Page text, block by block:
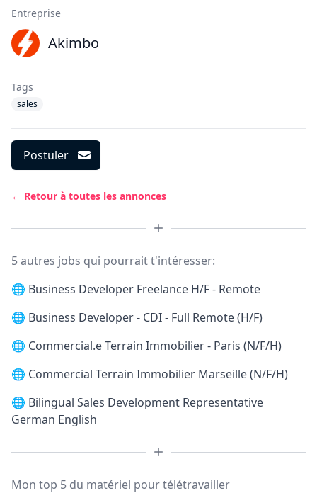
Entreprise
Akimbo
Tags
sales
Postuler
← Retour à toutes les annonces
5 autres jobs qui pourrait t'intéresser:
🌐 Business Developer Freelance H/F - Remote
🌐 Business Developer - CDI - Full Remote (H/F)
🌐 Commercial.e Terrain Immobilier - Paris (N/F/H)
🌐 Commercial Terrain Immobilier Marseille (N/F/H)
🌐 Bilingual Sales Development Representative
German English
Mon top 5 du matériel pour télétravailler